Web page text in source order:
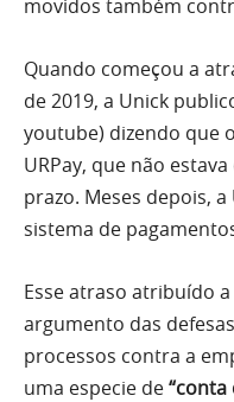
movidos também
Quando começou a
de 2019, a Unick
youtube) dizendo que
URPay, que não
prazo. Meses depois,
sistema de
Esse atraso atribuído
argumento das
processos contra a
uma especie de